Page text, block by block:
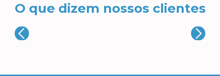
O que dizem nossos clientes